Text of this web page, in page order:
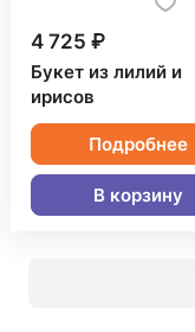
4 725 ₽
Букет из лилий и
ирисов
Подробнее
В корзину